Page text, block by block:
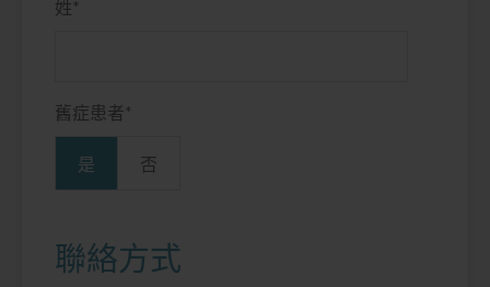
姓 *
舊症患者 *
是 否
聯絡方式